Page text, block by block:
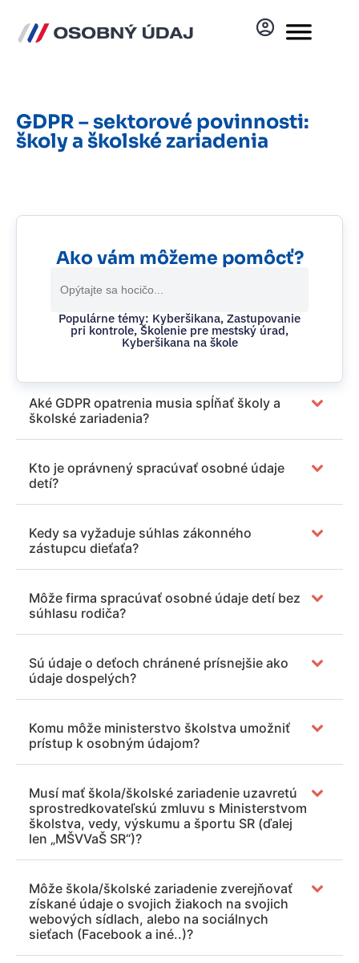
GDPR – sektorové povinnosti:
školy a školské zariadenia
Ako vám môžeme pomôcť?
for:
Populárne témy: Kyberšikana, Zastupovanie
pri kontrole, Školenie pre mestský úrad,
Kyberšikana na škole
Aké GDPR opatrenia musia spĺňať školy a
školské zariadenia?
Kto je oprávnený spracúvať osobné údaje
detí?
Kedy sa vyžaduje súhlas zákonného
zástupcu dieťaťa?
Môže firma spracúvať osobné údaje detí bez
súhlasu rodiča?
Sú údaje o deťoch chránené prísnejšie ako
údaje dospelých?
Komu môže ministerstvo školstva umožniť
prístup k osobným údajom?
Musí mať škola/školské zariadenie uzavretú
sprostredkovateľskú zmluvu s Ministerstvom
školstva, vedy, výskumu a športu SR (ďalej
len „MŠVVaŠ SR“)?
Môže škola/školské zariadenie zverejňovať
získané údaje o svojich žiakoch na svojich
webových sídlach, alebo na sociálnych
sieťach (Facebook a iné..)?